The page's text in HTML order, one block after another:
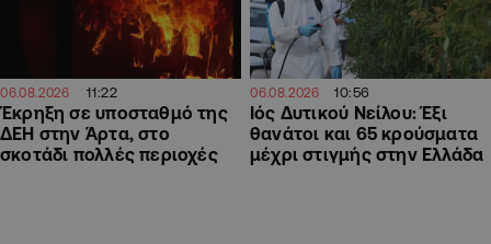
06.08.2026 11:22
Έκρηξη σε υποσταθμό της
ΔΕΗ στην Άρτα, στο
σκοτάδι πολλές περιοχές
06.08.2026 10:56
Ιός Δυτικού Νείλου: Έξι
θανάτοι και 65 κρούσματα
μέχρι στιγμής στην Ελλάδα